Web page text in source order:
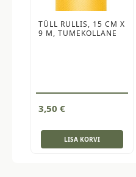
TÜLL RULLIS, 15 CM X
9 M, TUMEKOLLANE
3,50 €
LISA KORVI